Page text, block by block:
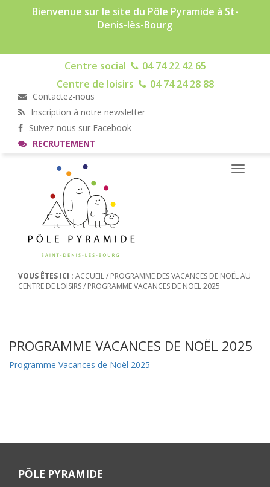
Bienvenue sur le site du Pôle Pyramide à St-
Denis-lès-Bourg
Centre social
04 74 22 42 65
Centre de loisirs
04 74 24 28 88
Contactez-nous
Inscription à notre newsletter
Suivez-nous sur Facebook
RECRUTEMENT
Toggle
VOUS ÊTES ICI : ACCUEIL/ PROGRAMME DES VACANCES DE NOËL AU
CENTRE DE LOISIRS/ PROGRAMME VACANCES DE NOËL 2025
PROGRAMME VACANCES DE NOËL 2025
Programme Vacances de Noël 2025
PÔLE PYRAMIDE